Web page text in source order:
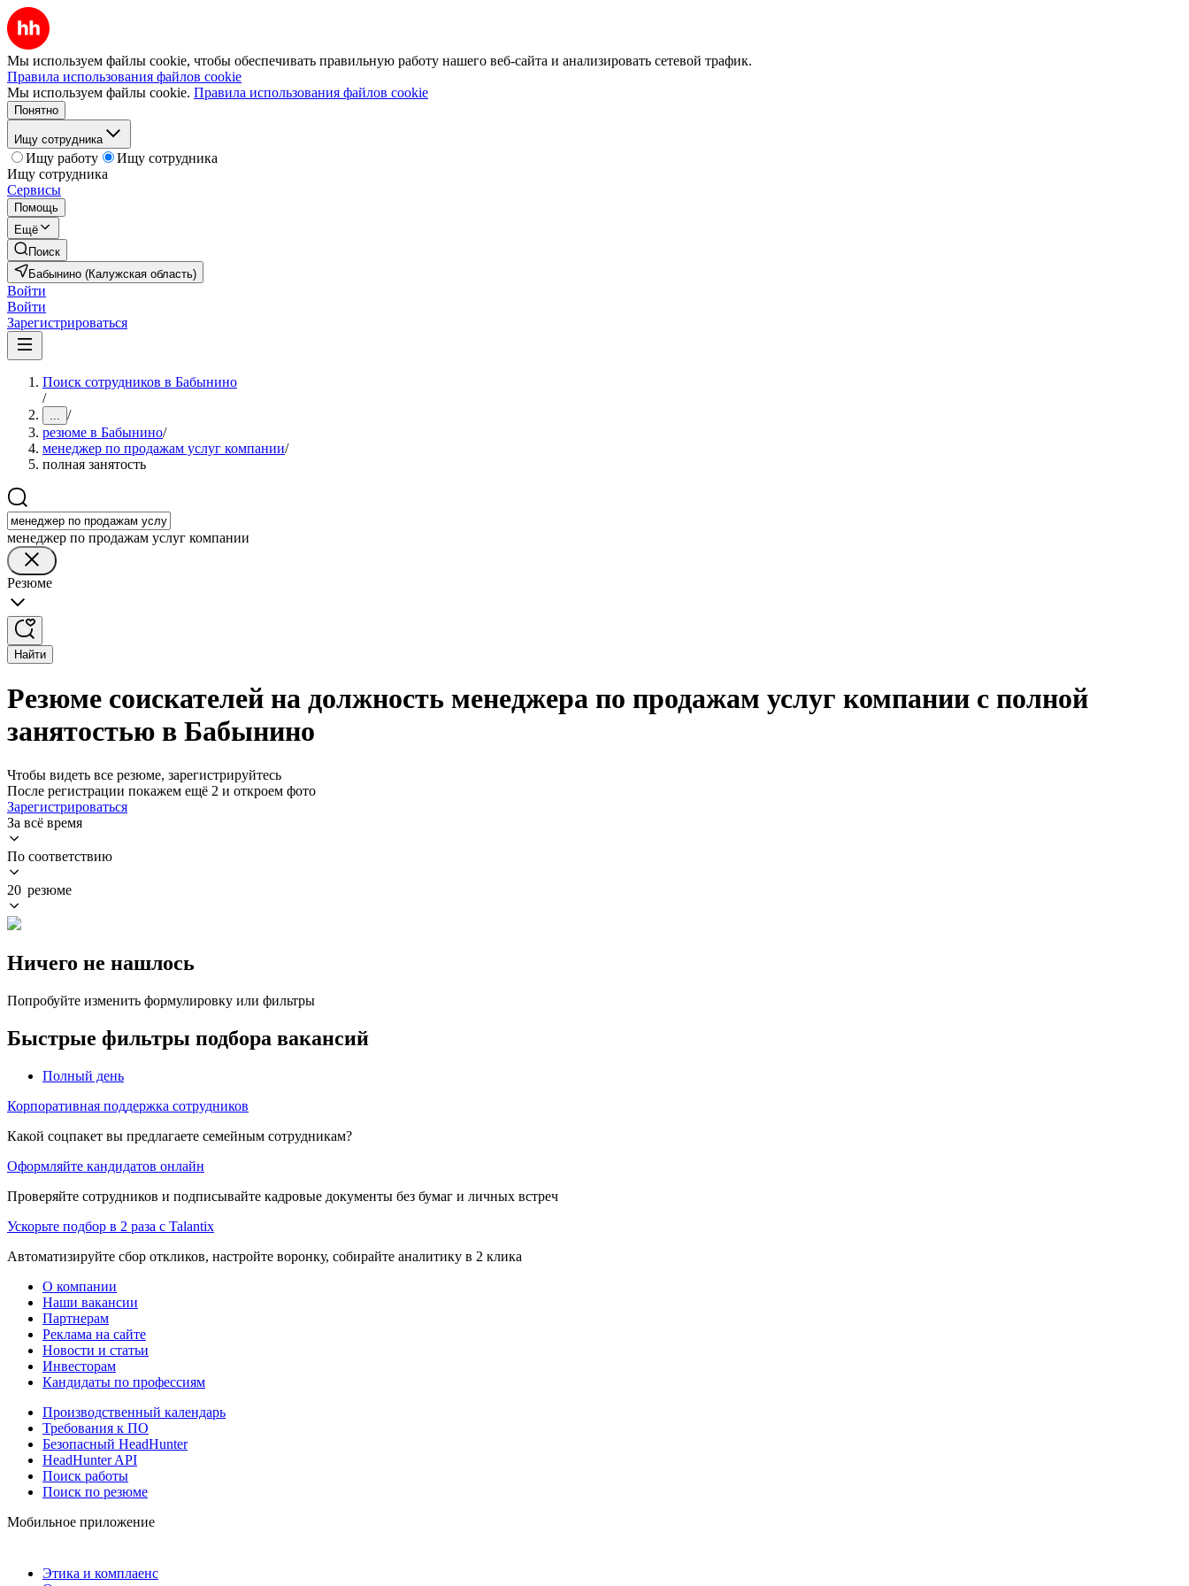
Мы используем файлы cookie, чтобы обеспечивать правильную работу нашего веб-сайта и анализировать сетевой трафик.
Правила использования файлов cookie
Мы используем файлы cookie. Правила использования файлов cookie
Понятно
Ищу сотрудника
Ищу работу
Ищу сотрудника
Ищу сотрудника
Сервисы
Помощь
Ещё
Поиск
Бабынино (Калужская область)
Войти
Войти
Зарегистрироваться
Поиск сотрудников в Бабынино
/
... /
резюме в Бабынино/
менеджер по продажам услуг компании/
полная занятость
менеджер по продажам услуг компании
Резюме
Найти
Резюме соискателей на должность менеджера по продажам услуг компании с полной
занятостью в Бабынино
Чтобы видеть все резюме, зарегистрируйтесь
После регистрации покажем ещё 2 и откроем фото
Зарегистрироваться
За всё время
По соответствию
20 резюме
Ничего не нашлось
Попробуйте изменить формулировку или фильтры
Быстрые фильтры подбора вакансий
Полный день
Корпоративная поддержка сотрудников
Какой соцпакет вы предлагаете семейным сотрудникам?
Оформляйте кандидатов онлайн
Проверяйте сотрудников и подписывайте кадровые документы без бумаг и личных встреч
Ускорьте подбор в 2 раза с Talantix
Автоматизируйте сбор откликов, настройте воронку, собирайте аналитику в 2 клика
О компании
Наши вакансии
Партнерам
Реклама на сайте
Новости и статьи
Инвесторам
Кандидаты по профессиям
Производственный календарь
Требования к ПО
Безопасный HeadHunter
HeadHunter API
Поиск работы
Поиск по резюме
Мобильное приложение
Этика и комплаенс